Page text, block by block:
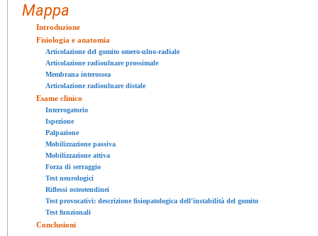
Mappa
Introduzione
Fisiologia e anatomia
Articolazione del gomito omero-ulno-radiale
Articolazione radioulnare prossimale
Membrana interossea
Articolazione radioulnare distale
Esame clinico
Interrogatorio
Ispezione
Palpazione
Mobilizzazione passiva
Mobilizzazione attiva
Forza di serraggio
Test neurologici
Riflessi osteotendinei
Test provocativi: descrizione fisiopatologica dell'instabilità del gomito
Test funzionali
Conclusioni